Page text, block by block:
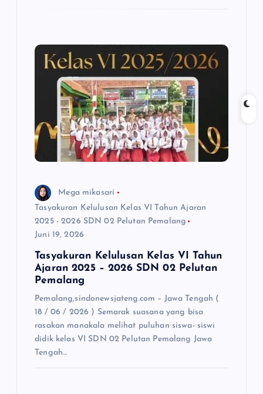
Mega mikasari
Tasyakuran Kelulusan Kelas VI Tahun Ajaran
2025 - 2026 SDN 02 Pelutan Pemalang
Juni 19, 2026
Tasyakuran Kelulusan Kelas VI Tahun
Ajaran 2025 – 2026 SDN 02 Pelutan
Pemalang
Pemalang,sindonewsjateng.com – Jawa Tengah (
18 / 06 / 2026 ) Semarak suasana yang bisa
rasakan manakala melihat puluhan siswa- siswi
didik kelas VI SDN 02 Pelutan Pemalang Jawa
Tengah…